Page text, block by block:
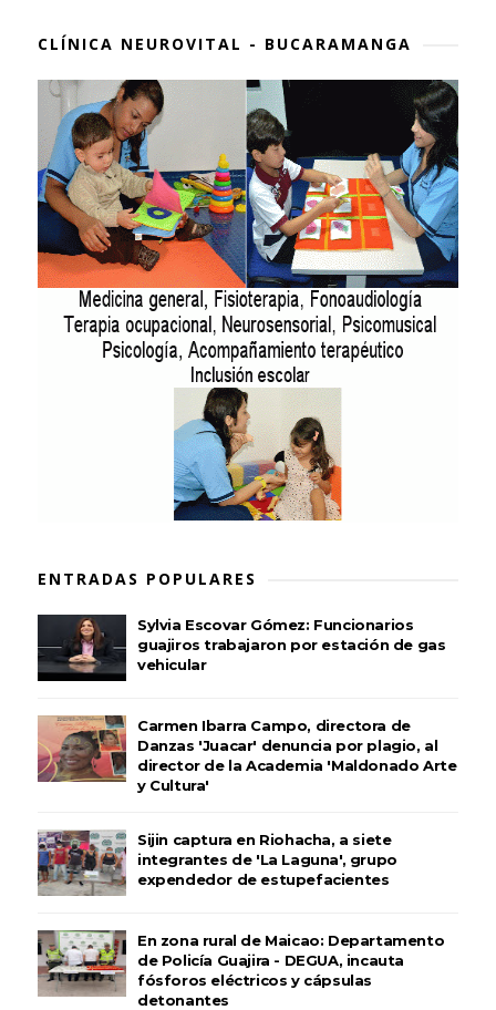
CLÍNICA NEUROVITAL - BUCARAMANGA
ENTRADAS POPULARES
Sylvia Escovar Gómez: Funcionarios
guajiros trabajaron por estación de gas
vehicular
Carmen Ibarra Campo, directora de
Danzas 'Juacar' denuncia por plagio, al
director de la Academia 'Maldonado Arte
y Cultura'
Sijin captura en Riohacha, a siete
integrantes de 'La Laguna', grupo
expendedor de estupefacientes
En zona rural de Maicao: Departamento
de Policía Guajira - DEGUA, incauta
fósforos eléctricos y cápsulas
detonantes